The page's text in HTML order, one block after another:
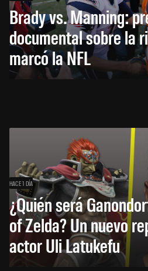
Brady vs. Manning:
documental sobre la
marcó la NFL
HACE 1 DÍA
¿Quién será
of Zelda? Un nuevo
actor Uli Latukefu